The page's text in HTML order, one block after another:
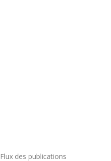
Flux des publications